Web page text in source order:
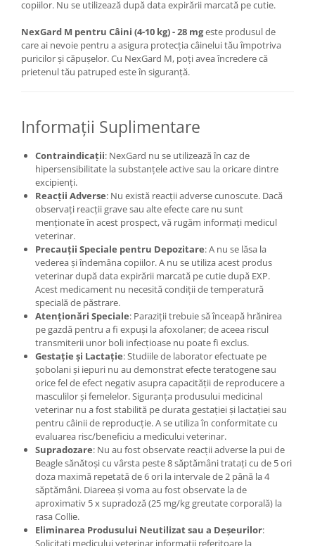
copiilor. Nu se utilizează după data expirării marcată pe cutie.
NexGard M pentru Câini (4-10 kg) - 28 mgeste produsul de
care ai nevoie pentru a asigura protecția câinelui tău împotriva
puricilor și căpușelor. Cu NexGard M, poți avea încredere că
prietenul tău patruped este în siguranță.
Informații Suplimentare
Contraindicații: NexGard nu se utilizează în caz de
hipersensibilitate la substanțele active sau la oricare dintre
excipienți.
Reacții Adverse: Nu există reacții adverse cunoscute. Dacă
observați reacții grave sau alte efecte care nu sunt
menționate în acest prospect, vă rugăm informați medicul
veterinar.
Precauții Speciale pentru Depozitare: A nu se lăsa la
vederea și îndemâna copiilor. A nu se utiliza acest produs
veterinar după data expirării marcată pe cutie după EXP.
Acest medicament nu necesită condiții de temperatură
specială de păstrare.
Atenționări Speciale: Paraziții trebuie să înceapă hrănirea
pe gazdă pentru a fi expuși la afoxolaner; de aceea riscul
transmiterii unor boli infecțioase nu poate fi exclus.
Gestație și Lactație: Studiile de laborator efectuate pe
șobolani și iepuri nu au demonstrat efecte teratogene sau
orice fel de efect negativ asupra capacității de reproducere a
masculilor și femelelor. Siguranța produsului medicinal
veterinar nu a fost stabilită pe durata gestației și lactației sau
pentru câinii de reproducție. A se utiliza în conformitate cu
evaluarea risc/beneficiu a medicului veterinar.
Supradozare: Nu au fost observate reacții adverse la pui de
Beagle sănătoși cu vârsta peste 8 săptămâni tratați cu de 5 ori
doza maximă repetată de 6 ori la intervale de 2 până la 4
săptămâni. Diareea și voma au fost observate la de
aproximativ 5 x supradoză (25 mg/kg greutate corporală) la
rasa Collie.
Eliminarea Produsului Neutilizat sau a Deșeurilor:
Solicitați medicului veterinar informații referitoare la